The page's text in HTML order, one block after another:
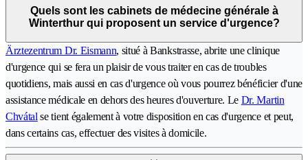
Quels sont les cabinets de médecine générale à
Winterthur qui proposent un service d'urgence?
Ärztezentrum Dr. Eismann, situé à Bankstrasse, abrite une clinique
d'urgence qui se fera un plaisir de vous traiter en cas de troubles
quotidiens, mais aussi en cas d'urgence où vous pourrez bénéficier d'une
assistance médicale en dehors des heures d'ouverture. Le Dr. Martin
Chvátal se tient également à votre disposition en cas d'urgence et peut,
dans certains cas, effectuer des visites à domicile.